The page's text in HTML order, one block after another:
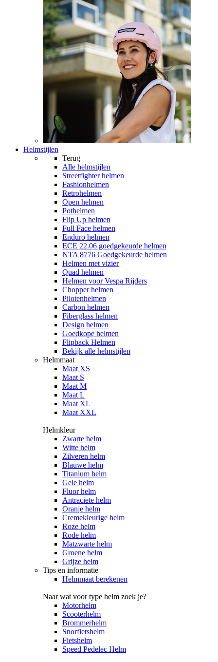
Helmstijlen
Terug
Alle helmstijlen
Streetfighter helmen
Fashionhelmen
Retrohelmen
Open helmen
Pothelmen
Flip Up helmen
Full Face helmen
Enduro helmen
ECE 22.06 goedgekeurde helmen
NTA 8776 Goedgekeurde helmen
Helmen met vizier
Quad helmen
Helmen voor Vespa Rijders
Chopper helmen
Pilotenhelmen
Carbon helmen
Fiberglass helmen
Design helmen
Goedkope helmen
Flipback Helmen
Bekijk alle helmstijlen
Helmmaat
Maat XS
Maat S
Maat M
Maat L
Maat XL
Maat XXL
Helmkleur
Zwarte helm
Witte helm
Zilveren helm
Blauwe helm
Titanium helm
Gele helm
Fluor helm
Antraciete helm
Oranje helm
Cremekleurige helm
Roze helm
Rode helm
Matzwarte helm
Groene helm
Grijze helm
Tips en informatie
Helmmaat berekenen
Naar wat voor type helm zoek je?
Motorhelm
Scooterhelm
Brommerhelm
Snorfietshelm
Fietshelm
Speed Pedelec Helm